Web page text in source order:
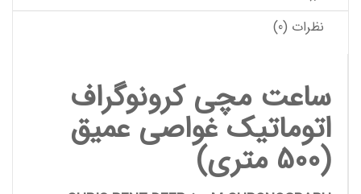
نظرات (0)
ساعت مچی کرونوگراف
اتوماتیک غواصی عمیق
(500 متری)